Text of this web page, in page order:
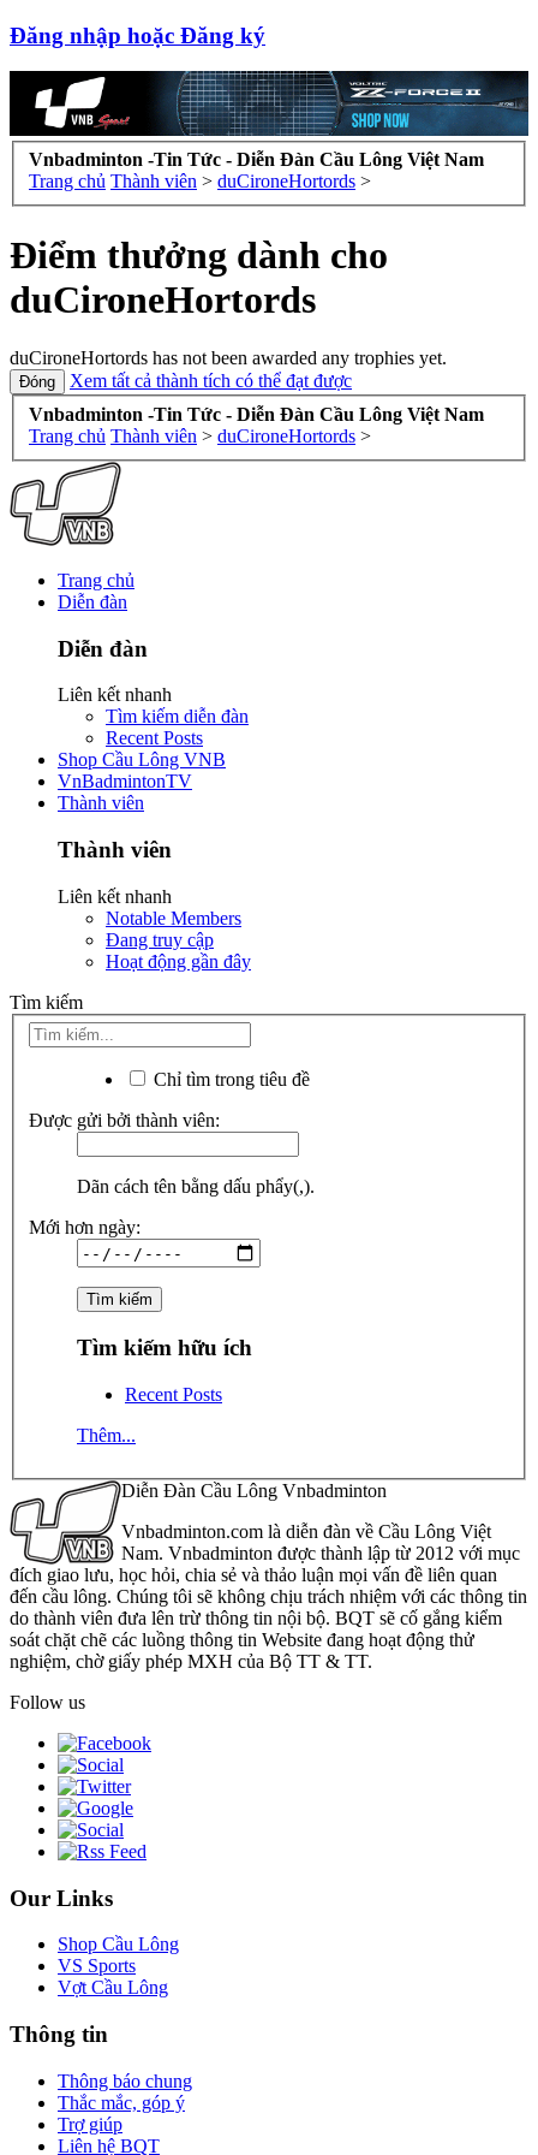
Đăng nhập hoặc Đăng ký
Vnbadminton -Tin Tức - Diễn Đàn Cầu Lông Việt Nam
Trang chủ Thành viên > duCironeHortords >
Điểm thưởng dành cho
duCironeHortords
duCironeHortords has not been awarded any trophies yet.
Xem tất cả thành tích có thể đạt được
Vnbadminton -Tin Tức - Diễn Đàn Cầu Lông Việt Nam
Trang chủ Thành viên > duCironeHortords >
Trang chủ
Diễn đàn
Diễn đàn
Liên kết nhanh
Tìm kiếm diễn đàn
Recent Posts
Shop Cầu Lông VNB
VnBadmintonTV
Thành viên
Thành viên
Liên kết nhanh
Notable Members
Đang truy cập
Hoạt động gần đây
Tìm kiếm
Chỉ tìm trong tiêu đề
Được gửi bởi thành viên:
Dãn cách tên bằng dấu phẩy(,).
Mới hơn ngày:
Tìm kiếm hữu ích
Recent Posts
Thêm...
Diễn Đàn Cầu Lông Vnbadminton
Vnbadminton.com là diễn đàn về Cầu Lông Việt
Nam. Vnbadminton được thành lập từ 2012 với mục
đích giao lưu, học hỏi, chia sẻ và thảo luận mọi vấn đề liên quan
đến cầu lông. Chúng tôi sẽ không chịu trách nhiệm với các thông tin
do thành viên đưa lên trừ thông tin nội bộ. BQT sẽ cố gắng kiểm
soát chặt chẽ các luồng thông tin Website đang hoạt động thử
nghiệm, chờ giấy phép MXH của Bộ TT & TT.
Follow us
Our Links
Shop Cầu Lông
VS Sports
Vợt Cầu Lông
Thông tin
Thông báo chung
Thắc mắc, góp ý
Trợ giúp
Liên hệ BQT